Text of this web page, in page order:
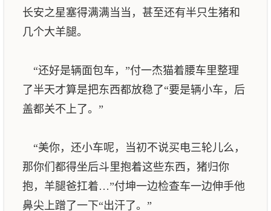
长安之星塞得满满当当，甚至还有半只生猪和
几个大羊腿。
“还好是辆面包车，”付一杰猫着腰车里整理
了半天才算是把东西都放稳了“要是辆小车，后
盖都关不上了。”
“美你，还小车呢，当初不说买电三轮儿么，
那你们都得坐后斗里抱着这些东西，猪归你
抱，羊腿爸扛着…”付坤一边检查车一边伸手他
鼻尖上蹭了一下“出汗了。”